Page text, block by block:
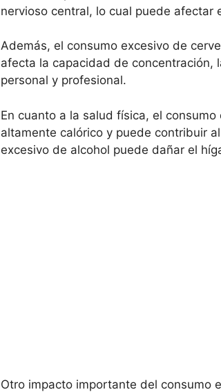
nervioso central, lo cual puede afectar
Además, el consumo excesivo de
afecta la capacidad de concentración,
personal y profesional.
En cuanto a la salud física, el
altamente calórico y puede contribuir
excesivo de alcohol puede dañar el
Otro impacto importante del consumo